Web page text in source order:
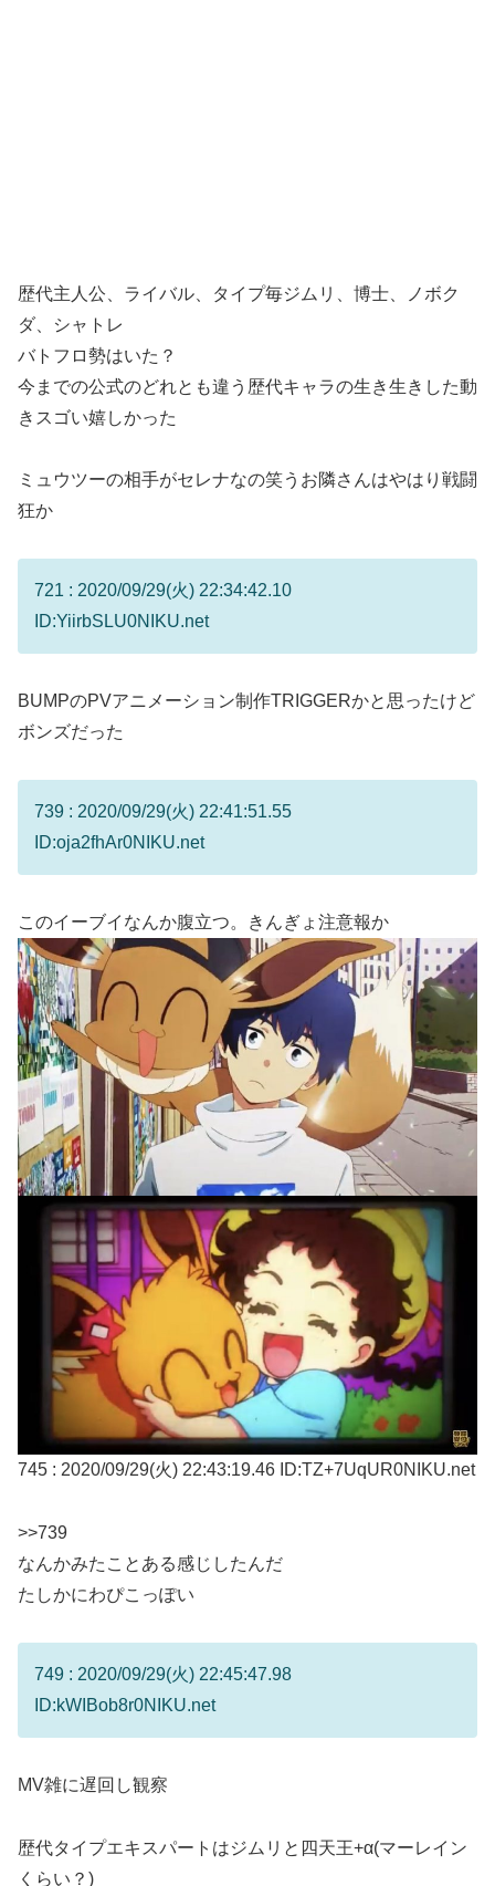
歴代主人公、ライバル、タイプ毎ジムリ、博士、ノボク
ダ、シャトレ
バトフロ勢はいた？
今までの公式のどれとも違う歴代キャラの生き生きした動
きスゴい嬉しかった
ミュウツーの相手がセレナなの笑うお隣さんはやはり戦闘
狂か
721 : 2020/09/29(火) 22:34:42.10
ID:YiirbSLU0NIKU.net
BUMPのPVアニメーション制作TRIGGERかと思ったけど
ボンズだった
739 : 2020/09/29(火) 22:41:51.55
ID:oja2fhAr0NIKU.net
このイーブイなんか腹立つ。きんぎょ注意報か
745 : 2020/09/29(火) 22:43:19.46 ID:TZ+7UqUR0NIKU.net
>>739
なんかみたことある感じしたんだ
たしかにわぴこっぽい
749 : 2020/09/29(火) 22:45:47.98
ID:kWIBob8r0NIKU.net
MV雑に遅回し観察
歴代タイプエキスパートはジムリと四天王+α(マーレイン
くらい？)